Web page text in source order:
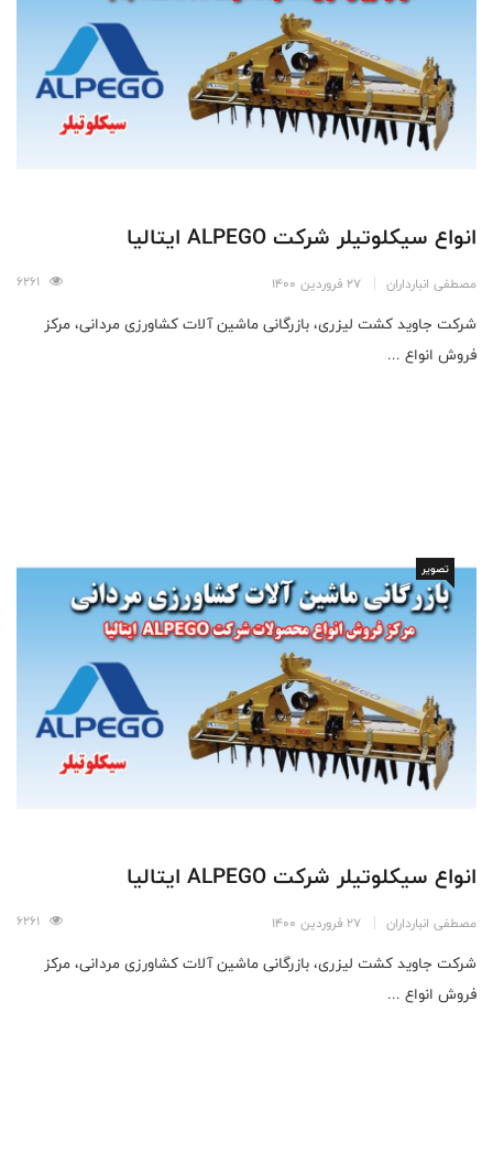
انواع سیکلوتیلر شرکت ALPEGO ایتالیا
مصطفی انبارداران 27 فروردین 1400
شرکت جاوید کشت لیزری، بازرگانی ماشین آلات کشاورزی مردانی، مرکز
فروش انواع ...
تصویر
انواع سیکلوتیلر شرکت ALPEGO ایتالیا
مصطفی انبارداران 27 فروردین 1400
شرکت جاوید کشت لیزری، بازرگانی ماشین آلات کشاورزی مردانی، مرکز
فروش انواع ...